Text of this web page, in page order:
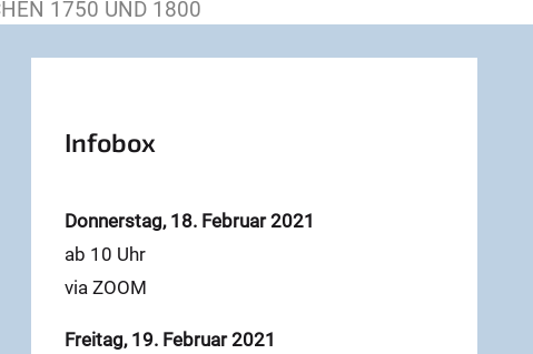
1750 UND 1800
Infobox
Donnerstag, 18. Februar 2021
ab 10 Uhr
via ZOOM
Freitag, 19. Februar 2021